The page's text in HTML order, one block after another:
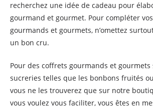
recherchez une idée de cadeau pour
gourmand et gourmet. Pour compléter
gourmands et gourmets, n’omettez
un bon cru.
Pour des coffrets gourmands et gourmets
sucreries telles que les bonbons fruités
vous ne les trouverez que sur notre
vous voulez vous faciliter, vous êtes en